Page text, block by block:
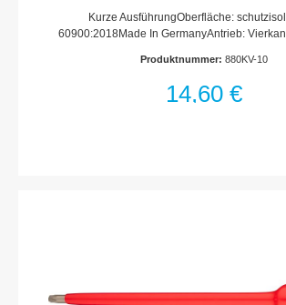
Kurze AusführungOberfläche:
60900:2018Made In GermanyAntrieb:
TractionsprofilSchlüsselweite: 10
(am Antrieb): 23 mmSchutzisolierung bis
Produktnummer: 880KV-10
14,60 €